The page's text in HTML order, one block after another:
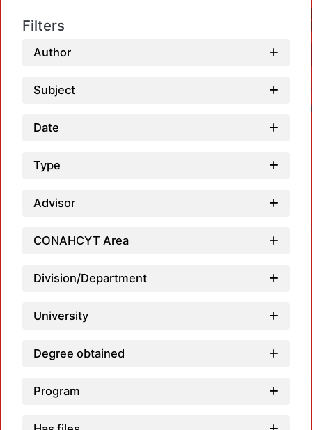
Filters
Author
Subject
Date
Type
Advisor
CONAHCYT Area
Division/Department
University
Degree obtained
Program